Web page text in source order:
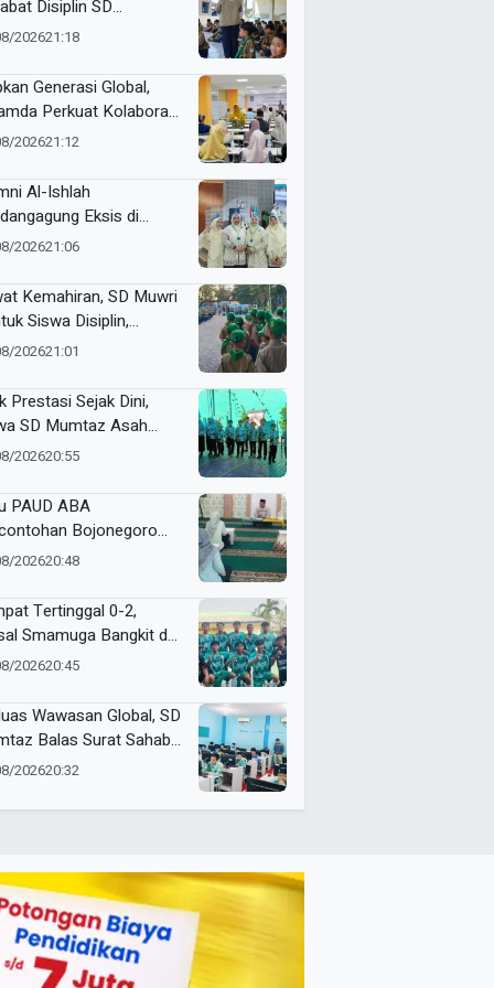
Disiplin SD
202621:18
Generasi Global,
Perkuat Kolaborasi
Wali Murid Kelas XI
202621:12
Al-Ishlah
Eksis di
ke-15 Nasyiatul
202621:06
Kemahiran, SD Muwri
Siswa Disiplin,
dan Bertanggung
202621:01
Prestasi Sejak Dini,
SD Mumtaz Asah
Lewat Talent Panahan
202620:55
PAUD ABA
Bojonegoro
Mengaji Setiap Hari
202620:48
Tertinggal 0-2,
Smamuga Bangkit dan
Dramatis Lewat Adu
202620:45
Wawasan Global, SD
Balas Surat Sahabat
dari Singapura
202620:32